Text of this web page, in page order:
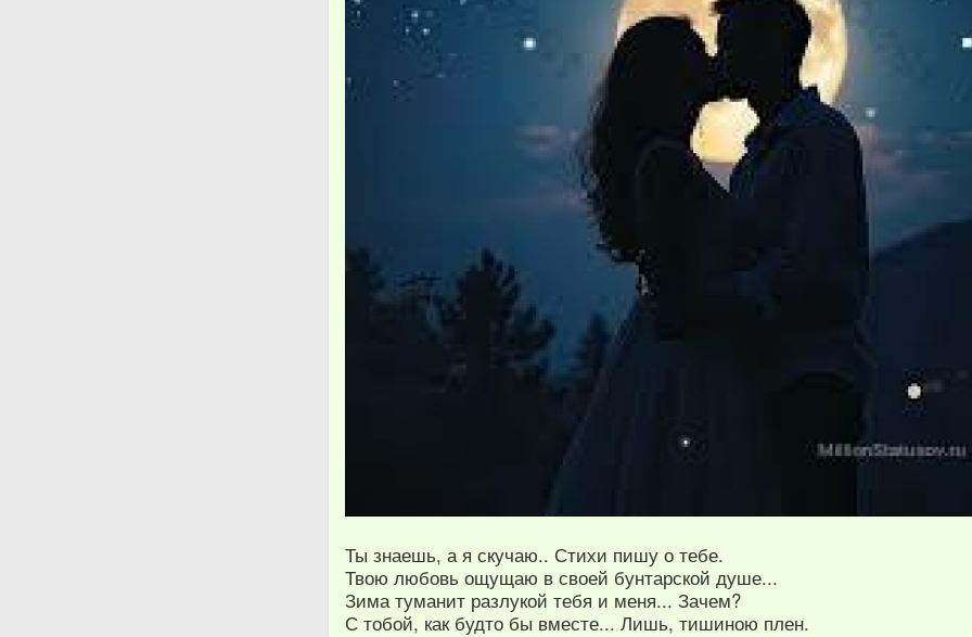
Ты знаешь, а я скучаю.. Стихи пишу о тебе.
Твою любовь ощущаю в своей бунтарской душе...
Зима туманит разлукой тебя и меня... Зачем?
С тобой, как будто бы вместе... Лишь, тишиною плен.